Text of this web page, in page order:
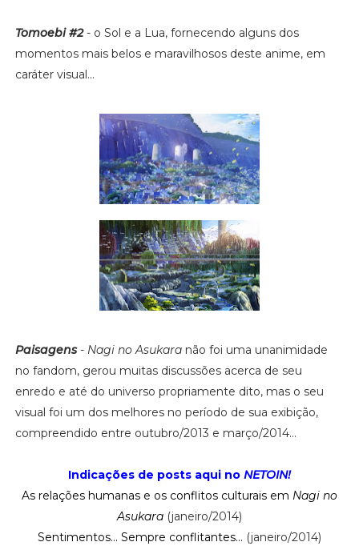
Tomoebi #2- o Sol e a Lua, fornecendo alguns dos
momentos mais belos e maravilhosos deste anime, em
caráter visual...
Paisagens- Nagi no Asukaranão foi uma unanimidade
no fandom, gerou muitas discussões acerca de seu
enredo e até do universo propriamente dito, mas o seu
visual foi um dos melhores no período de sua exibição,
compreendido entre outubro/2013 e março/2014...
Indicações de posts aqui no NETOIN!
As relações humanas e os conflitos culturais em Nagi no
Asukara(janeiro/2014)
Sentimentos... Sempre conflitantes... (janeiro/2014)